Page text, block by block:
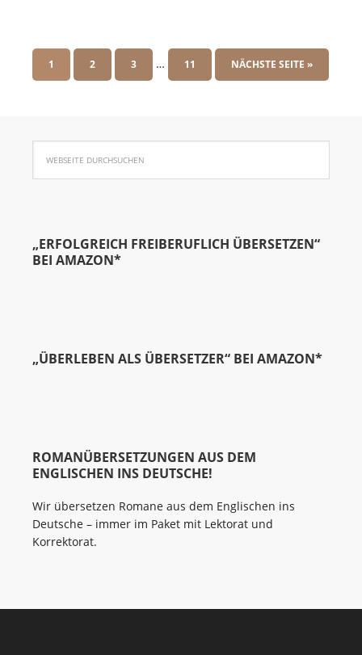
1 2 3 … 11 NÄCHSTE SEITE »
„ERFOLGREICH FREIBERUFLICH ÜBERSETZEN“
BEI AMAZON*
„ÜBERLEBEN ALS ÜBERSETZER“ BEI AMAZON*
ROMANÜBERSETZUNGEN AUS DEM
ENGLISCHEN INS DEUTSCHE!
Wir übersetzen Romane aus dem Englischen ins
Deutsche – immer im Paket mit Lektorat und
Korrektorat.